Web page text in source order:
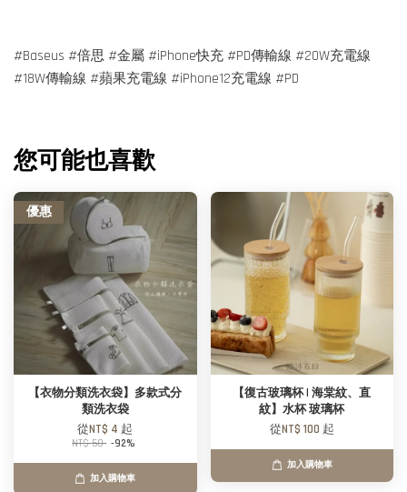
#Baseus #倍思 #金屬 #iPhone快充 #PD傳輸線 #20W充電線
#18W傳輸線 #蘋果充電線 #iPhone12充電線 #PD
您可能也喜歡
優惠
【衣物分類洗衣袋】多款式分
類洗衣袋
從NT$ 4 起
NT$ 50 -92%
加入購物車
【復古玻璃杯 | 海棠紋、直
紋】水杯 玻璃杯
從NT$ 100 起
加入購物車